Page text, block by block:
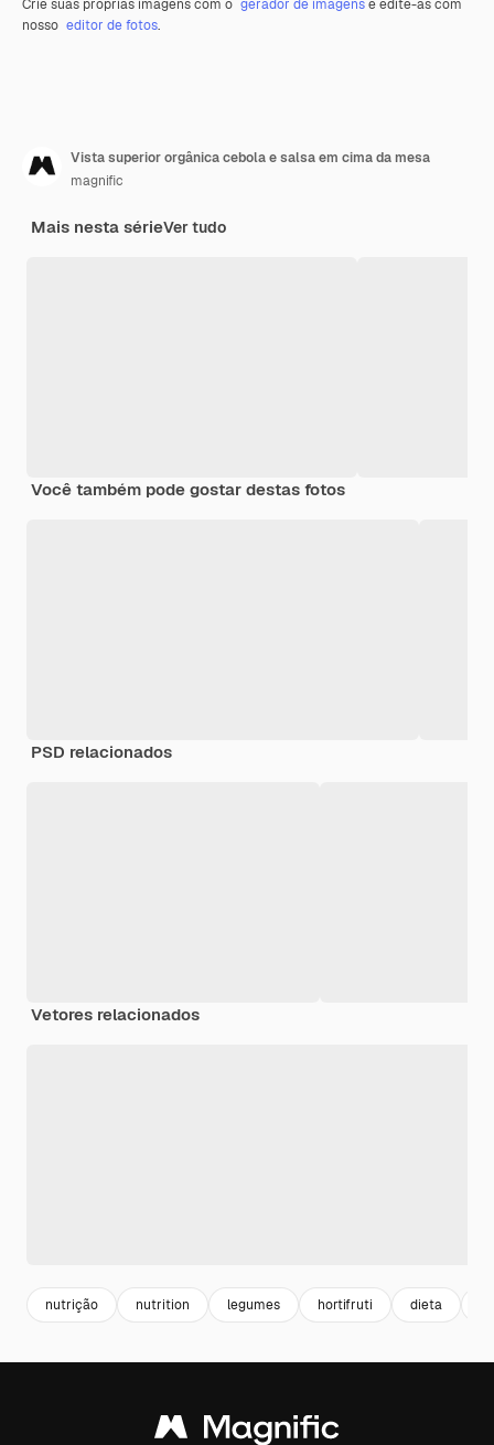
Crie suas próprias imagens com o gerador de imagense edite-as com
nosso editor de fotos.
Vista superior orgânica cebola e salsa em cima da mesa
magnific
Mais nesta sérieVer tudo
Você também pode gostar destas fotos
PSD relacionados
Vetores relacionados
nutrição nutrition legumes hortifruti dieta